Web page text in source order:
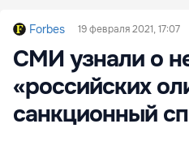
Forbes 19 февраля 2021, 17:07
СМИ узнали о
«российских
санкционный